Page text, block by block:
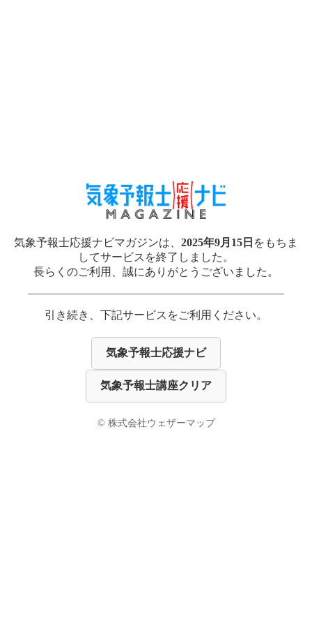
気象予報士応援ナビマガジンは、 2025年9月15日 をもちま
してサービスを終了しました。
長らくのご利用、誠にありがとうございました。
引き続き、下記サービスをご利用ください。
気象予報士応援ナビ
気象予報士講座クリア
© 株式会社ウェザーマップ